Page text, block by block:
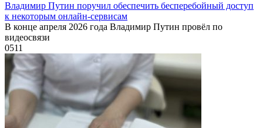
Владимир Путин поручил обеспечить бесперебойный доступ
к некоторым онлайн-сервисам
В конце апреля 2026 года Владимир Путин провёл по
видеосвязи
0511